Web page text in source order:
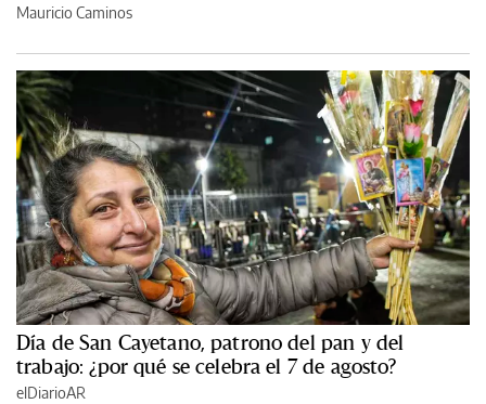
Mauricio Caminos
Día de San Cayetano, patrono del pan y del
trabajo: ¿por qué se celebra el 7 de agosto?
elDiarioAR